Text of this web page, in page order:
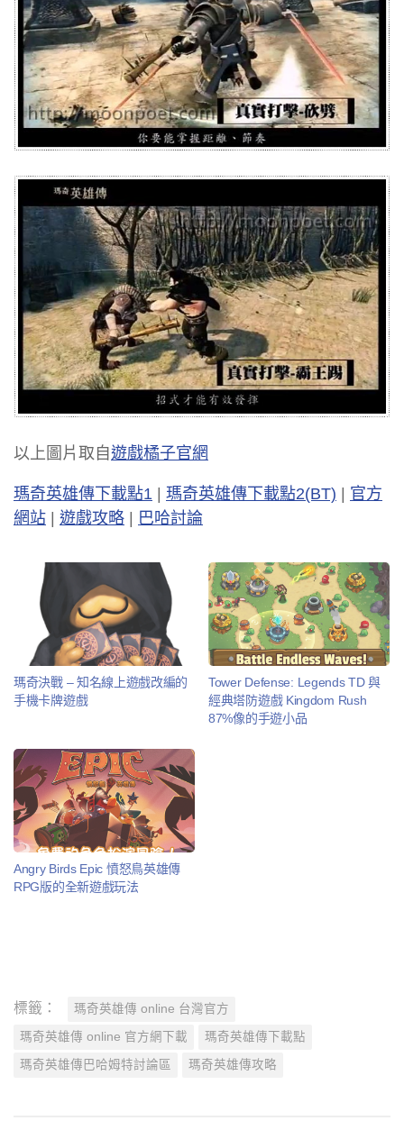
以上圖片取自遊戲橘子官網
瑪奇英雄傳下載點1 | 瑪奇英雄傳下載點2(BT) | 官方
網站 | 遊戲攻略 | 巴哈討論
瑪奇決戰 – 知名線上遊戲改編的
手機卡牌遊戲
Tower Defense: Legends TD 與
經典塔防遊戲 Kingdom Rush
87%像的手遊小品
Angry Birds Epic 憤怒鳥英雄傳
RPG版的全新遊戲玩法
標籤： 瑪奇英雄傳 online 台灣官方
瑪奇英雄傳 online 官方網下載 瑪奇英雄傳下載點
瑪奇英雄傳巴哈姆特討論區 瑪奇英雄傳攻略